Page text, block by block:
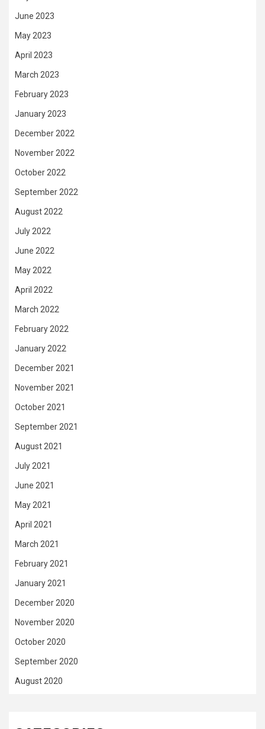
June 2023
May 2023
April 2023
March 2023
February 2023
January 2023
December 2022
November 2022
October 2022
September 2022
August 2022
July 2022
June 2022
May 2022
April 2022
March 2022
February 2022
January 2022
December 2021
November 2021
October 2021
September 2021
August 2021
July 2021
June 2021
May 2021
April 2021
March 2021
February 2021
January 2021
December 2020
November 2020
October 2020
September 2020
August 2020